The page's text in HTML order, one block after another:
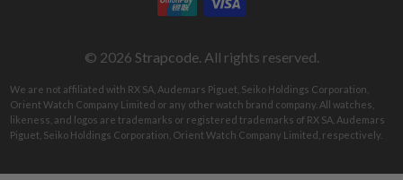
© 2026 Strapcode. All rights reserved.
We are not affiliated with RX SA, Audemars Piguet, Seiko Holdings Corporation,
Orient Watch Company Limited or any other watch brand company. All watches,
likeness, and logos are trademarks or registered trademarks of RX SA, Audemars
Piguet, Seiko Holdings Corporation, Orient Watch Company Limited, respectively.